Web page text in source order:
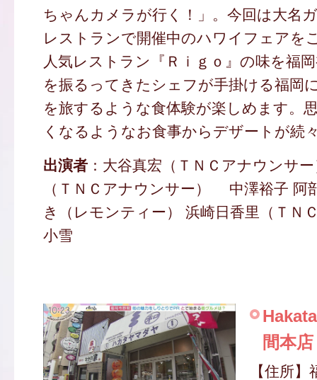
ちゃんカメラが行く！」。今回は大名
レストランで開催中のハワイフェアを
人気レストラン『Ｒｉｇｏ』の味を福
を振るってきたシェフが手掛ける福岡
を旅するような食体験が楽しめます。
くなるようなお食事からデザートが続
出演者：大谷真宏（ＴＮＣアナウンサ
（ＴＮＣアナウンサー） 中澤裕子 阿
き（レモンティー） 浜崎日香里（ＴＮ
小雪
間本店
【住所